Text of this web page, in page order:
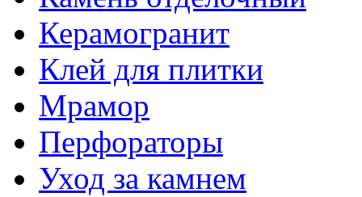
Керамогранит
Клей для плитки
Мрамор
Перфораторы
Уход за камнем